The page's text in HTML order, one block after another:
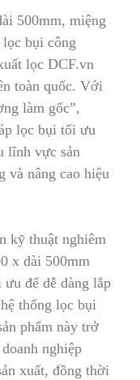
500mm, miệng
lọc bụi công
lọc DCF.vn
toàn quốc. Với
làm gốc”,
lọc bụi tối ưu
lĩnh vực sản
và nâng cao hiệu
kỹ thuật nghiêm
x dài 500mm
để dễ dàng lắp
thống lọc bụi
phẩm này trở
nghiệp
xuất, đồng thời